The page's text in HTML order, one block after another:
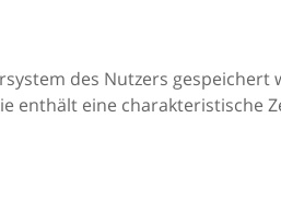
des Nutzers gespeichert
enthält eine charakteristische